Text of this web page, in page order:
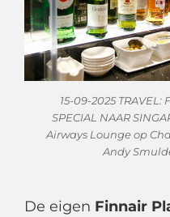
15-09-2025 TRAVEL:
SPECIAL NAAR
Airways Lounge op
Andy
De eigen Finnair